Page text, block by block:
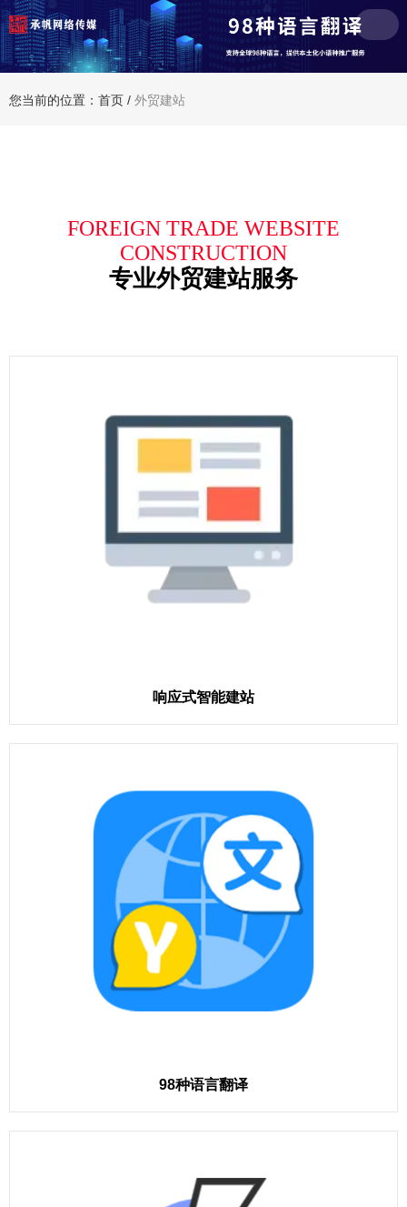
您当前的位置：首页 / 外贸建站
FOREIGN TRADE WEBSITE
CONSTRUCTION
专业外贸建站服务
响应式智能建站
98种语言翻译